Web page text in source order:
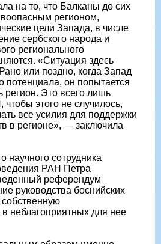
на то, что Балканы до сих
регионом,
цели Запада, в числе
сербского народа и
регионального
«Ситуация здесь
или поздно, когда Запад
потенциала, он попытается
регион. Это всего лишь
этого не случилось,
все усилия для поддержки
в регионе», — заключила
научного сотрудника
РАН Петра
референдум
руководства боснийских
собственную
в неблагоприятных для нее